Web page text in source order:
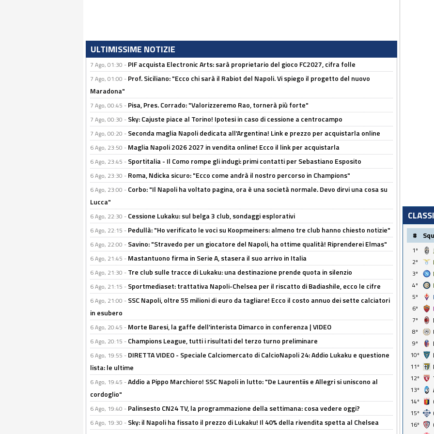
ULTIMISSIME NOTIZIE
7 Ago, 01:30 - PIF acquista Electronic Arts: sarà proprietario del gioco FC2027, cifra folle
7 Ago, 01:00 - Prof. Siciliano: "Ecco chi sarà il Rabiot del Napoli. Vi spiego il progetto del nuovo
Maradona"
7 Ago, 00:45 - Pisa, Pres. Corrado: "Valorizzeremo Rao, tornerà più forte"
7 Ago, 00:30 - Sky: Cajuste piace al Torino! Ipotesi in caso di cessione a centrocampo
7 Ago, 00:20 - Seconda maglia Napoli dedicata all'Argentina! Link e prezzo per acquistarla online
6 Ago, 23:50 - Maglia Napoli 2026 2027 in vendita online! Ecco il link per acquistarla
6 Ago, 23:45 - Sportitalia - Il Como rompe gli indugi: primi contatti per Sebastiano Esposito
6 Ago, 23:30 - Roma, Ndicka sicuro: "Ecco come andrà il nostro percorso in Champions"
6 Ago, 23:00 - Corbo: "Il Napoli ha voltato pagina, ora è una società normale. Devo dirvi una cosa su
Lucca"
6 Ago, 22:30 - Cessione Lukaku: sul belga 3 club, sondaggi esplorativi
6 Ago, 22:15 - Pedullà: "Ho verificato le voci su Koopmeiners: almeno tre club hanno chiesto notizie"
6 Ago, 22:00 - Savino: "Stravedo per un giocatore del Napoli, ha ottime qualità! Riprenderei Elmas"
6 Ago, 21:45 - Mastantuono firma in Serie A, stasera il suo arrivo in Italia
6 Ago, 21:30 - Tre club sulle tracce di Lukaku: una destinazione prende quota in silenzio
6 Ago, 21:15 - Sportmediaset: trattativa Napoli-Chelsea per il riscatto di Badiashile, ecco le cifre
6 Ago, 21:00 - SSC Napoli, oltre 55 milioni di euro da tagliare! Ecco il costo annuo dei sette calciatori
in esubero
6 Ago, 20:45 - Morte Baresi, la gaffe dell'interista Dimarco in conferenza | VIDEO
6 Ago, 20:15 - Champions League, tutti i risultati del terzo turno preliminare
6 Ago, 19:55 - DIRETTA VIDEO - Speciale Calciomercato di CalcioNapoli 24: Addio Lukaku e questione
lista: le ultime
6 Ago, 19:45 -Addio a Pippo Marchioro! SSC Napoli in lutto: "De Laurentiis e Allegri si uniscono al
cordoglio"
6 Ago, 19:40 - Palinsesto CN24 TV, la programmazione della settimana: cosa vedere oggi?
6 Ago, 19:30 - Sky: il Napoli ha fissato il prezzo di Lukaku! Il 40% della rivendita spetta al Chelsea
#
1º
2º
3º
4º
5º
6º
7º
8º
9º
10º
11º
12º
13º
14º
15º
16º